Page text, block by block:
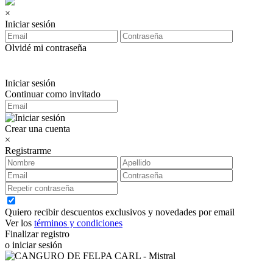
×
Iniciar sesión
Olvidé mi contraseña
Iniciar sesión
Continuar como invitado
Crear una cuenta
×
Registrarme
Quiero recibir descuentos exclusivos y novedades por email
Ver los términos y condiciones
Finalizar registro
o iniciar sesión